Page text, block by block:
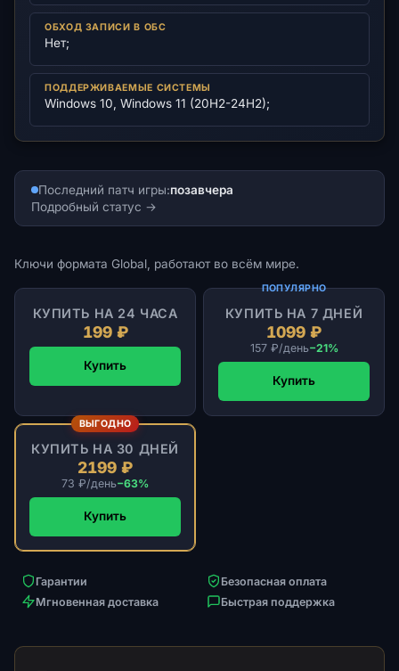
ОБХОД ЗАПИСИ В ОБС
Нет;
ПОДДЕРЖИВАЕМЫЕ СИСТЕМЫ
Windows 10, Windows 11 (20H2-24H2);
Последний патч игры:позавчера
Подробный статус
Ключи формата Global, работают во всём мире.
КУПИТЬ НА 24 ЧАСА
199 ₽
Купить
ПОПУЛЯРНО
КУПИТЬ НА 7 ДНЕЙ
1099 ₽
157 ₽/день−21%
Купить
ВЫГОДНО
КУПИТЬ НА 30 ДНЕЙ
2199 ₽
73 ₽/день−63%
Купить
Гарантии
Безопасная оплата
Мгновенная доставка
Быстрая поддержка